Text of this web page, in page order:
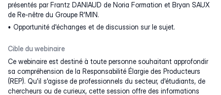
présentés par Frantz DANIAUD de Noria Formation et Bryan SAUX
de Re-nêtre du Groupe R'MIN.
Opportunité d'échanges et de discussion sur le sujet.
Cible du webinaire
Ce webinaire est destiné à toute personne souhaitant approfondir
sa compréhension de la Responsabilité Élargie des Producteurs
(REP). Qu'il s'agisse de professionnels du secteur, d'étudiants, de
chercheurs ou de curieux, cette session offre des informations